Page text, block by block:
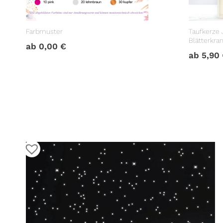
Farbmuster
ab 0,00 €
Taufkerze
eigenem,
ab 5,90